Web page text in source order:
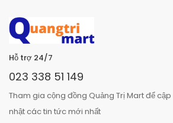
Hỗ trợ 24/7
023 338 51 149
Tham gia cộng đồng Quảng Trị Mart để cập
nhật các tin tức mới nhất